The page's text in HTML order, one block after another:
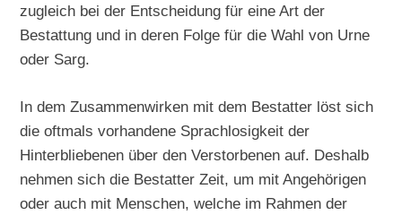
zugleich bei der Entscheidung für eine Art der
Bestattung und in deren Folge für die Wahl von Urne
oder Sarg.
In dem Zusammenwirken mit dem Bestatter löst sich
die oftmals vorhandene Sprachlosigkeit der
Hinterbliebenen über den Verstorbenen auf. Deshalb
nehmen sich die Bestatter Zeit, um mit Angehörigen
oder auch mit Menschen, welche im Rahmen der